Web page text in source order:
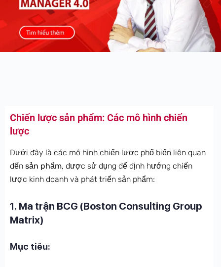
Chiến lược sản phẩm: Các mô hình chiến
lược
Dưới đây là các mô hình chiến lược phổ biến liên quan
đến sản phẩm, được sử dụng để định hướng chiến
lược kinh doanh và phát triển sản phẩm:
1. Ma trận BCG (Boston Consulting Group
Matrix)
Mục tiêu: